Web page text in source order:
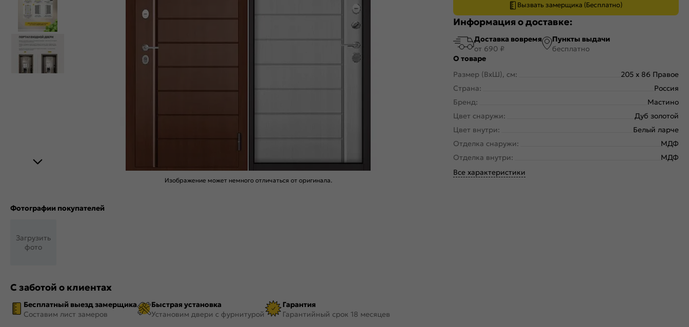
Изображение может немного отличаться от оригинала.
Фотографии покупателей
Загрузить
фото
С заботой о клиентах
Бесплатный выезд замерщика
Составим лист замеров
Быстрая установка
Установим двери с фурнитурой
Гарантия
Гарантийный срок 18 месяцев
Вызвать замерщика (Бесплатно)
Информация о доставке:
Доставка вовремя
от 690 ₽
Пункты выдачи
бесплатно
О товаре
Размер (ВхШ), см:
205 x 86 Правое
Страна:
Россия
Бренд:
Мастино
Цвет снаружи:
Дуб золотой
Цвет внутри:
Белый ларче
Отделка снаружи:
МДФ
Отделка внутри:
МДФ
Все характеристики